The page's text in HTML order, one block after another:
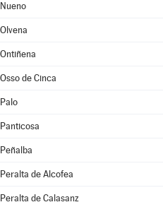
Nueno
Olvena
Ontiñena
Osso de Cinca
Palo
Panticosa
Peñalba
Peralta de Alcofea
Peralta de Calasanz